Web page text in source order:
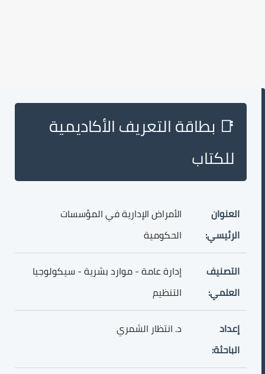
📑 بطاقة التعريف الأكاديمية
للكتاب
العنوان
الرئيسي:
الأمراض الإدارية في المؤسسات
الحكومية
التصنيف
العلمي:
إدارة عامة - موارد بشرية - سيكولوجيا
التنظيم
إعداد
الباحثة:
د. انتظار الشمري